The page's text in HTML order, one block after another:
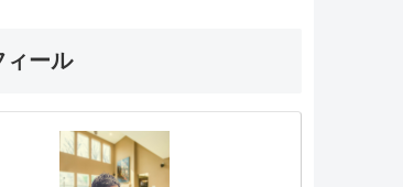
ィール